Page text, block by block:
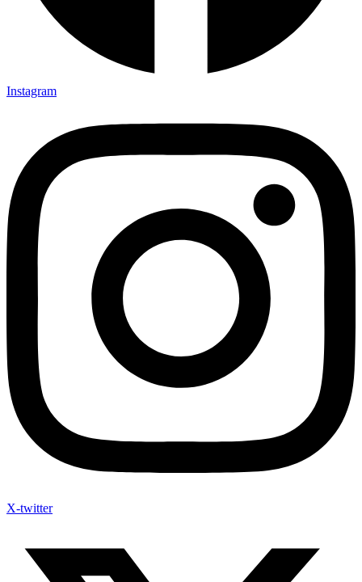
Instagram
X-twitter